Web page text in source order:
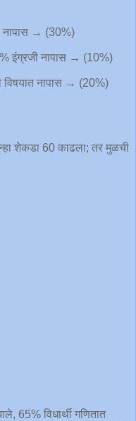
नापास → (30%)
इंग्रजी नापास → (10%)
विषयात नापास → (20%)
शेकडा 60 काढला; तर मुळची
65% विधार्थी गणितात